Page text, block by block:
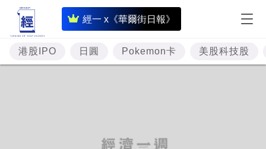
經一 x《華爾街日報》
即
時
財
經
港股IPO 日圓 Pokemon卡 美股科技股